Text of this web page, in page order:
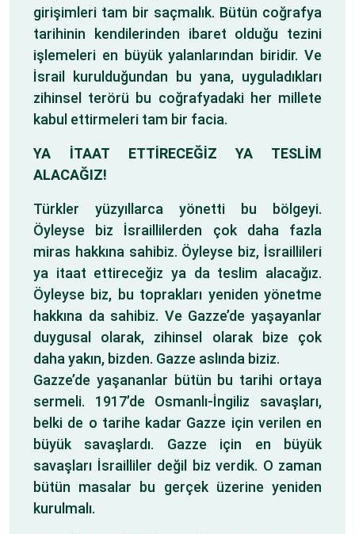
girişimleri tam bir saçmalık. Bütün coğrafya
tarihinin kendilerinden ibaret olduğu tezini
işlemeleri en büyük yalanlarından biridir. Ve
İsrail kurulduğundan bu yana, uyguladıkları
zihinsel terörü bu coğrafyadaki her millete
kabul ettirmeleri tam bir facia.
YA İTAAT ETTİRECEĞİZ YA TESLİM
ALACAĞIZ!
Türkler yüzyıllarca yönetti bu bölgeyi.
Öyleyse biz İsraillilerden çok daha fazla
miras hakkına sahibiz. Öyleyse biz, İsraillileri
ya itaat ettireceğiz ya da teslim alacağız.
Öyleyse biz, bu toprakları yeniden yönetme
hakkına da sahibiz. Ve Gazze’de yaşayanlar
duygusal olarak, zihinsel olarak bize çok
daha yakın, bizden. Gazze aslında biziz.
Gazze’de yaşananlar bütün bu tarihi ortaya
sermeli. 1917’de Osmanlı-İngiliz savaşları,
belki de o tarihe kadar Gazze için verilen en
büyük savaşlardı. Gazze için en büyük
savaşları İsrailliler değil biz verdik. O zaman
bütün masalar bu gerçek üzerine yeniden
kurulmalı.